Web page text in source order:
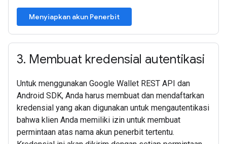
Menyiapkan akun Penerbit
3. Membuat kredensial autentikasi
Untuk menggunakan Google Wallet REST API dan
Android SDK, Anda harus membuat dan mendaftarkan
kredensial yang akan digunakan untuk mengautentikasi
bahwa klien Anda memiliki izin untuk membuat
permintaan atas nama akun penerbit tertentu.